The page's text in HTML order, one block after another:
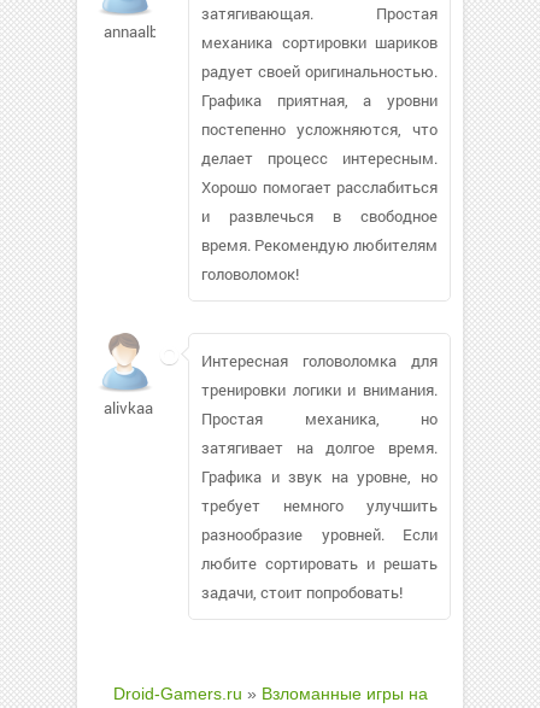
annaalba803
затягивающая. Простая
механика сортировки шариков
радует своей оригинальностью.
Графика приятная, а уровни
постепенно усложняются, что
делает процесс интересным.
Хорошо помогает расслабиться
и развлечься в свободное
время. Рекомендую любителям
головоломок!
alivkaa
Интересная головоломка для
тренировки логики и внимания.
Простая механика, но
затягивает на долгое время.
Графика и звук на уровне, но
требует немного улучшить
разнообразие уровней. Если
любите сортировать и решать
задачи, стоит попробовать!
Droid-Gamers.ru » Взломанные игры на